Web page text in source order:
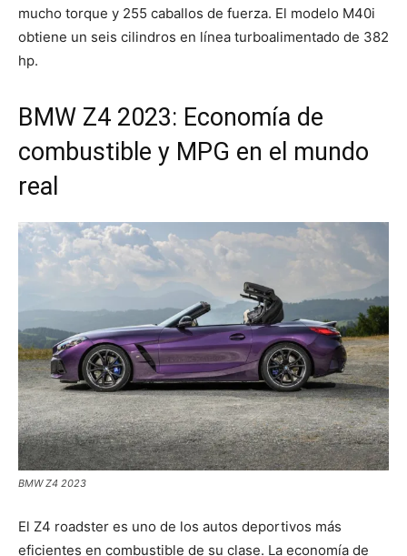
mucho torque y 255 caballos de fuerza. El modelo M40i
obtiene un seis cilindros en línea turboalimentado de 382
hp.
BMW Z4 2023: Economía de
combustible y MPG en el mundo
real
BMW Z4 2023
El Z4 roadster es uno de los autos deportivos más
eficientes en combustible de su clase. La economía de